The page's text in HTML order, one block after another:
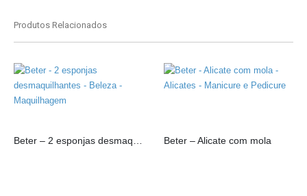
Produtos Relacionados
Beter – Alicate com mola